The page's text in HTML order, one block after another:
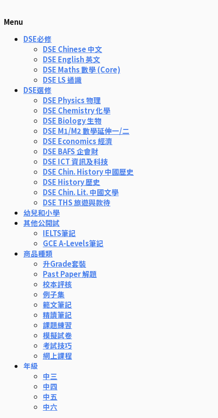
Menu
DSE必修
DSE Chinese 中文
DSE English 英文
DSE Maths 數學 (Core)
DSE LS 通識
DSE選修
DSE Physics 物理
DSE Chemistry 化學
DSE Biology 生物
DSE M1/M2 數學延伸一/二
DSE Economics 經濟
DSE BAFS 企會財
DSE ICT 資訊及科技
DSE Chin. History 中國歷史
DSE History 歷史
DSE Chin. Lit. 中國文學
DSE THS 旅遊與款待
幼兒和小學
其他公開試
IELTS筆記
GCE A-Levels筆記
商品種類
升Grade套裝
Past Paper 解題
校本評核
例子集
範文筆記
精讀筆記
課題練習
模擬試卷
考試技巧
網上課程
年級
中三
中四
中五
中六